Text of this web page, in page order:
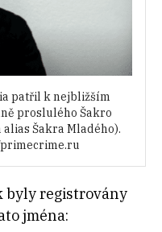
patřil k nejbližším
proslulého Šakro
Šakra Mladého).
byly registrovány
jména: